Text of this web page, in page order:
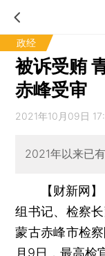
政经
被诉受贿
赤峰受审
2021年10月09日
2021年以来已
【财新网
组书记、检察
蒙古赤峰市检
月9日，最高检